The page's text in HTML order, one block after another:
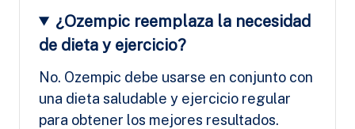
¿Ozempic reemplaza la necesidad
de dieta y ejercicio?
No. Ozempic debe usarse en conjunto con
una dieta saludable y ejercicio regular
para obtener los mejores resultados.